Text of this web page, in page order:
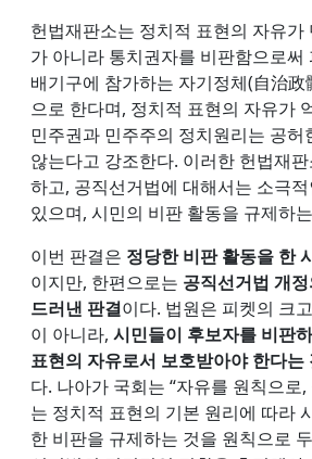
헌법재판소는 정치적 표현의 자유가
가 아니라 통치권자를 비판함으로써
배기구에 참가하는 자기정체(自治
으로 한다며, 정치적 표현의 자유가
민주권과 민주주의 정치원리는 공허
않는다고 강조한다. 이러한 헌법재
하고, 공직선거법에 대해서는 소극
있으며, 시민의 비판 활동을 규제하
이번 판결은 정당한 비판 활동을 한
이지만, 한편으로는 공직선거법 개
드러낸 판결이다. 법원은 피켓의 크
이 아니라, 시민들이 후보자를 비판
표현의 자유로서 보호받아야 한다는
다. 나아가 국회는 “자유를 원칙으로
는 정치적 표현의 기본 원리에 따라
한 비판을 규제하는 것을 원칙으로